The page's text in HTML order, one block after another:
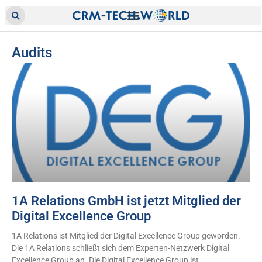
Audits
1A Relations GmbH ist jetzt Mitglied der
Digital Excellence Group
1A Relations ist Mitglied der Digital Excellence Group geworden.
Die 1A Relations schließt sich dem Experten-Netzwerk Digital